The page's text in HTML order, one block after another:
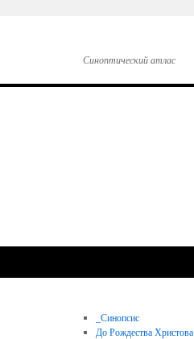
Синоптический атлас
_Синопсис
До Рождества Христова